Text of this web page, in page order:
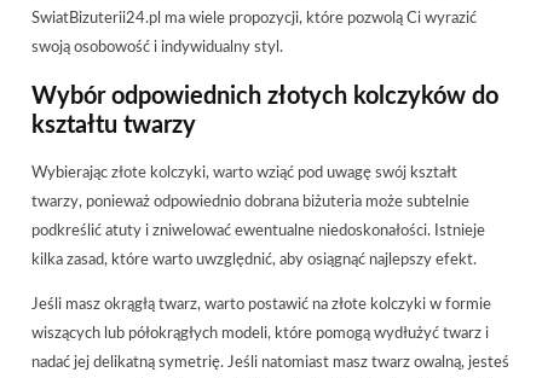
SwiatBizuterii24.pl ma wiele propozycji, które pozwolą Ci wyrazić
swoją osobowość i indywidualny styl.
Wybór odpowiednich złotych kolczyków do
kształtu twarzy
Wybierając złote kolczyki, warto wziąć pod uwagę swój kształt
twarzy, ponieważ odpowiednio dobrana biżuteria może subtelnie
podkreślić atuty i zniwelować ewentualne niedoskonałości. Istnieje
kilka zasad, które warto uwzględnić, aby osiągnąć najlepszy efekt.
Jeśli masz okrągłą twarz, warto postawić na złote kolczyki w formie
wiszących lub półokrągłych modeli, które pomogą wydłużyć twarz i
nadać jej delikatną symetrię. Jeśli natomiast masz twarz owalną, jesteś